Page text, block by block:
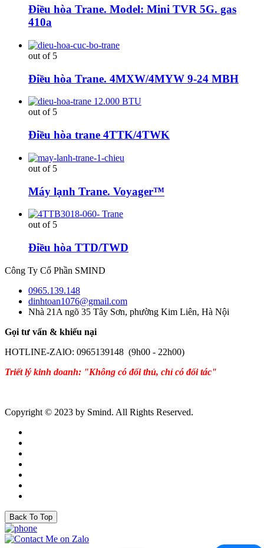
Điều hòa Trane. Model: Mini TVR 5G. gas
410a
out of 5
Điều hòa Trane. 4MXW/4MYW 9-24 MBH
out of 5
Điều hòa trane 4TTK/4TWK
out of 5
Máy lạnh Trane. Voyager™
out of 5
Điều hòa TTD/TWD
Công Ty Cổ Phần SMIND
0965.139.148
dinhtoan1076@gmail.com
Nhà 21A ngõ 35 Tây Sơn, phường Kim Liên, Hà Nội
Gọi tư vấn & khiếu nại
HOTLINE-ZAlO: 0965139148 (9h00 - 22h00)
Triết lý kinh doanh: "Không có đối thủ, chỉ có đối tác"
Copyright © 2023 by Smind. All Rights Reserved.
Back To Top